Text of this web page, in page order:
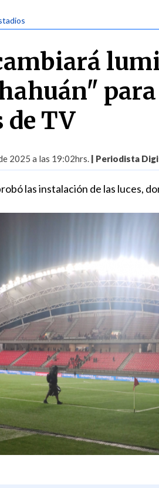
de TV
2025 a las 19:02hrs. | Periodista
las instalación de las luces,